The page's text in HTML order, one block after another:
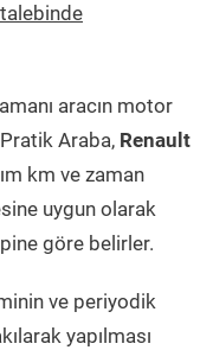
aracın motor
Araba, Renault
km ve zaman
uygun olarak
göre belirler.
ve periyodik
yapılması